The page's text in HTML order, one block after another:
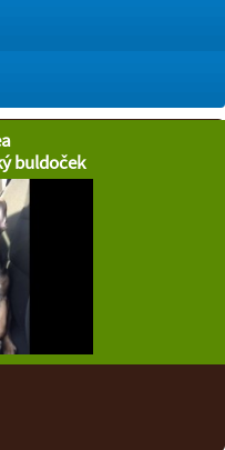
buldoček